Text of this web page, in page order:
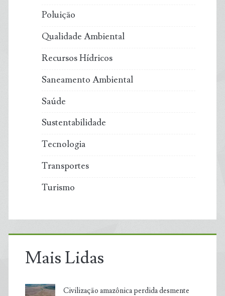
Poluição
Qualidade Ambiental
Recursos Hídricos
Saneamento Ambiental
Saúde
Sustentabilidade
Tecnologia
Transportes
Turismo
Mais Lidas
Civilização amazônica perdida desmente